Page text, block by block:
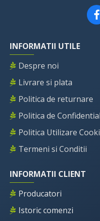
INFORMATII UTILE
Despre noi
Livrare si plata
Politica de returnare
Politica de
Politica Utilizare
Termeni si Conditii
INFORMATII CLIENT
Producatori
Istoric comenzi